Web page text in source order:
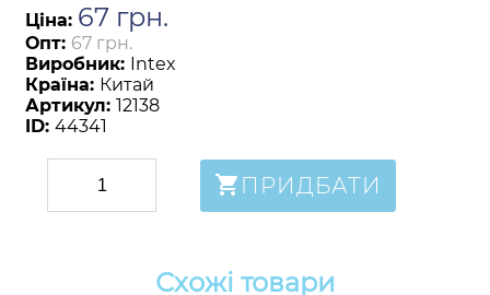
Ціна: 67 грн.
Опт: 67 грн.
Виробник: Intex
Країна: Китай
Артикул: 12138
ID: 44341
ПРИДБАТИ
Схожі товари